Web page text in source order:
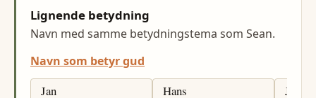
Lignende betydning
Navn med samme betydningstema som Sean.
Navn som betyr gud
Jan Hans John